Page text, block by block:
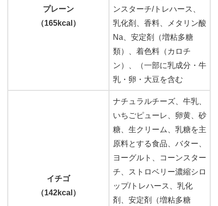
プレーン
（165kcal）
ンスターチ/トレハース、
乳化剤、香料、メタリン酸
Na、安定剤（増粘多糖
類）、着色料（カロチ
ン）、（一部に乳成分・牛
乳・卵・大豆を含む
イチゴ
（142kcal）
ナチュラルチーズ、牛乳、
いちごピューレ、卵黄、砂
糖、生クリーム、乳糖を主
原料とする食品、バター、
ヨーグルト、コーンスター
チ、ストロベリー濃縮シロ
ップ/トレハース、乳化
剤、安定剤（増粘多糖